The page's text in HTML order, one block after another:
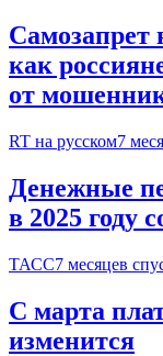
Самозапрет
как
от
RT на русском7
Денежные
в 2025 году
ТАСС7 месяцев
С марта
изменится